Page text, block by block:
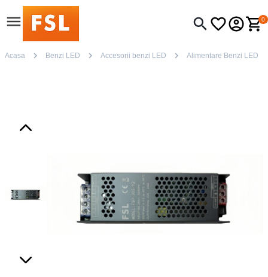
0
Acasa Benzi LED Accesorii benzi LED Alimentare Benzi LED